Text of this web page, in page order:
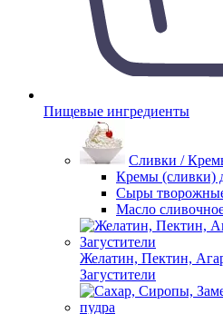
Пищевые ингредиенты
Сливки /
Кремы (сливки)
Сыры
Масло
Желатин, Пектин,
Загустители